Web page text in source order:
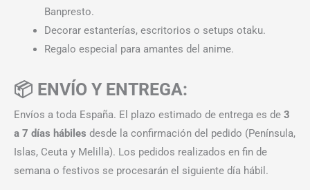
Banpresto.
Decorar estanterías, escritorios o setups otaku.
Regalo especial para amantes del anime.
📦 ENVÍO Y ENTREGA:
Envíos a toda España. El plazo estimado de entrega es de 3
a 7 días hábiles desde la confirmación del pedido (Península,
Islas, Ceuta y Melilla). Los pedidos realizados en fin de
semana o festivos se procesarán el siguiente día hábil.